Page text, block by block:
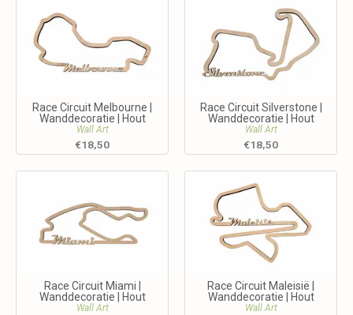
Race Circuit Melbourne |
Wanddecoratie | Hout
Wall Art
€18,50
Race Circuit Silverstone |
Wanddecoratie | Hout
Wall Art
€18,50
Race Circuit Miami |
Wanddecoratie | Hout
Wall Art
Race Circuit Maleisië |
Wanddecoratie | Hout
Wall Art